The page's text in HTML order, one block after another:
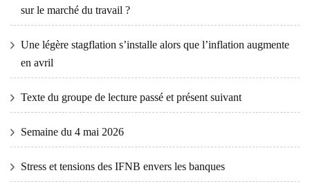
sur le marché du travail ?
Une légère stagflation s’installe alors que l’inflation augmente
en avril
Texte du groupe de lecture passé et présent suivant
Semaine du 4 mai 2026
Stress et tensions des IFNB envers les banques